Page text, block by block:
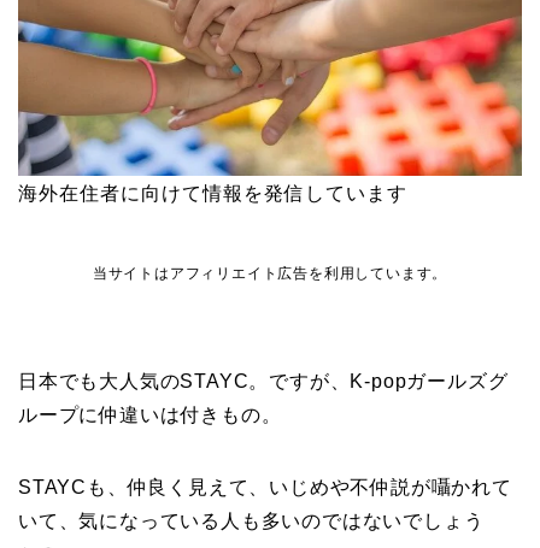
海外在住者に向けて情報を発信しています
当サイトはアフィリエイト広告を利用しています。
日本でも大人気のSTAYC。ですが、K-popガールズグ
ループに仲違いは付きもの。
STAYCも、仲良く見えて、いじめや不仲説が囁かれて
いて、気になっている人も多いのではないでしょう